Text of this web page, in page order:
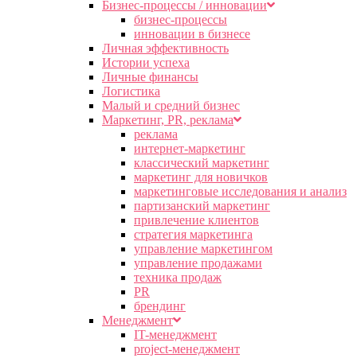
Бизнес-процессы / инновации
бизнес-процессы
инновации в бизнесе
Личная эффективность
Истории успеха
Личные финансы
Логистика
Малый и средний бизнес
Маркетинг, PR, реклама
реклама
интернет-маркетинг
классический маркетинг
маркетинг для новичков
маркетинговые исследования и анализ
партизанский маркетинг
привлечение клиентов
стратегия маркетинга
управление маркетингом
управление продажами
техника продаж
PR
брендинг
Менеджмент
IT-менеджмент
project-менеджмент